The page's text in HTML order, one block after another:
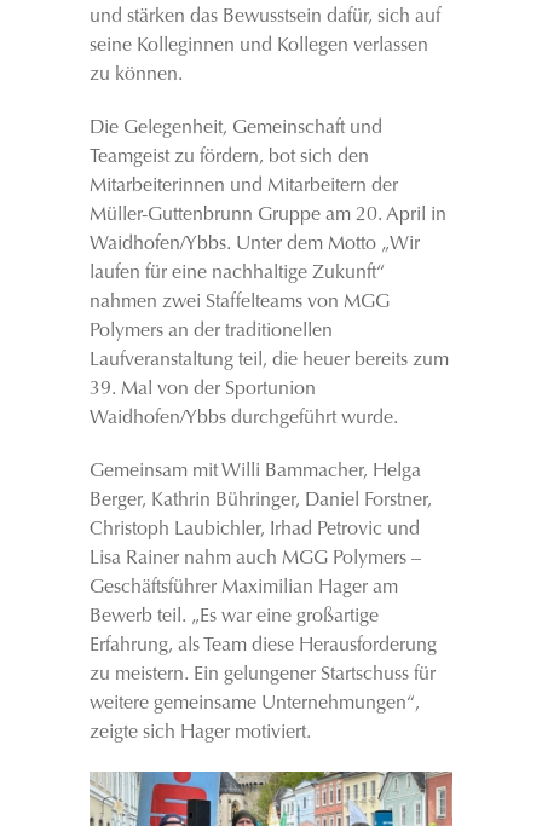
und stärken das Bewusstsein dafür, sich auf
seine Kolleginnen und Kollegen verlassen
zu können.
Die Gelegenheit, Gemeinschaft und
Teamgeist zu fördern, bot sich den
Mitarbeiterinnen und Mitarbeitern der
Müller-Guttenbrunn Gruppe am 20. April in
Waidhofen/Ybbs. Unter dem Motto „Wir
laufen für eine nachhaltige Zukunft“
nahmen zwei Staffelteams von MGG
Polymers an der traditionellen
Laufveranstaltung teil, die heuer bereits zum
39. Mal von der Sportunion
Waidhofen/Ybbs durchgeführt wurde.
Gemeinsam mit Willi Bammacher, Helga
Berger, Kathrin Bühringer, Daniel Forstner,
Christoph Laubichler, Irhad Petrovic und
Lisa Rainer nahm auch MGG Polymers –
Geschäftsführer Maximilian Hager am
Bewerb teil. „Es war eine großartige
Erfahrung, als Team diese Herausforderung
zu meistern. Ein gelungener Startschuss für
weitere gemeinsame Unternehmungen“,
zeigte sich Hager motiviert.